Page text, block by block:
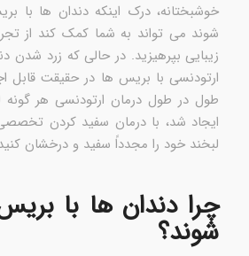
خوشبختانه، درک اینکه دندان ها با
شوند می تواند به شما کمک کند از
زیبایی بپرهیزید. در حالی که زرد شدن
ارتودنسی با بریس ها در حقیقت قابل
طول در طول درمان ارتودنسی هر
ایجاد شد، با درمان سفید کردن
لبخند خود را مجدداً سفید و درخشان
چرا دندان ها با
شوند؟